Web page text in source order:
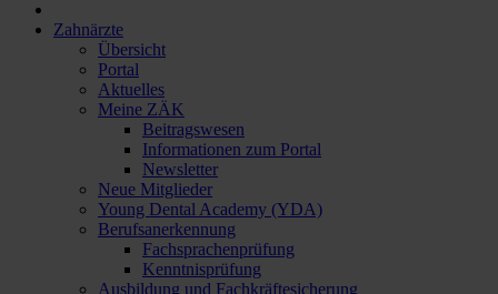
Zahnärzte
Übersicht
Portal
Aktuelles
Meine ZÄK
Beitragswesen
Informationen zum Portal
Newsletter
Neue Mitglieder
Young Dental Academy (YDA)
Berufsanerkennung
Fachsprachenprüfung
Kenntnisprüfung
Ausbildung und Fachkräftesicherung